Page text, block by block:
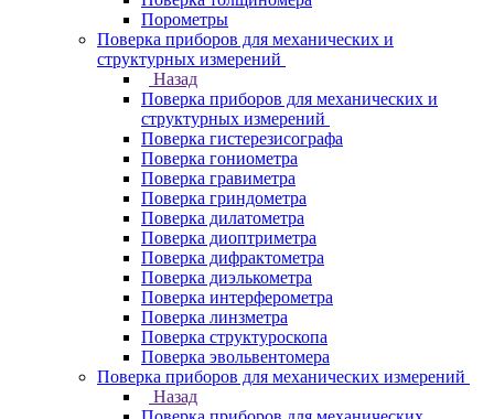
Порометры
Поверка приборов для механических и
структурных измерений
Назад
Поверка приборов для механических и
структурных измерений
Поверка гистерезисографа
Поверка гониометра
Поверка гравиметра
Поверка гриндометра
Поверка дилатометра
Поверка диоптриметра
Поверка дифрактометра
Поверка диэлькометра
Поверка интерферометра
Поверка линзметра
Поверка структуроскопа
Поверка эвольвентомера
Поверка приборов для механических измерений
Назад